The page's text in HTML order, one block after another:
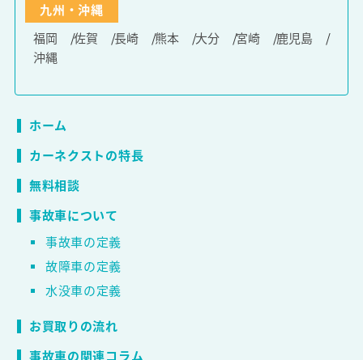
九州・沖縄
福岡
佐賀 長崎 熊本 大分 宮崎
鹿児島
沖縄
ホーム
カーネクストの特長
無料相談
事故車について
事故車の定義
故障車の定義
水没車の定義
お買取りの流れ
事故車の関連コラム